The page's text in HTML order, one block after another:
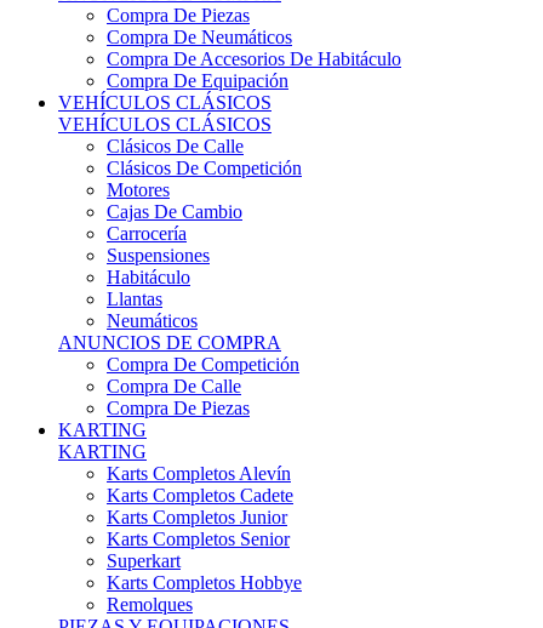
Compra De Neumáticos
Compra De Accesorios De Habitáculo
Compra De Equipación
VEHÍCULOS CLÁSICOS
VEHÍCULOS CLÁSICOS
Clásicos De Calle
Clásicos De Competición
Motores
Cajas De Cambio
Carrocería
Suspensiones
Habitáculo
Llantas
Neumáticos
ANUNCIOS DE COMPRA
Compra De Competición
Compra De Calle
Compra De Piezas
KARTING
KARTING
Karts Completos Alevín
Karts Completos Cadete
Karts Completos Junior
Karts Completos Senior
Superkart
Karts Completos Hobbye
Remolques
PIEZAS Y EQUIPACIONES
Mecanica